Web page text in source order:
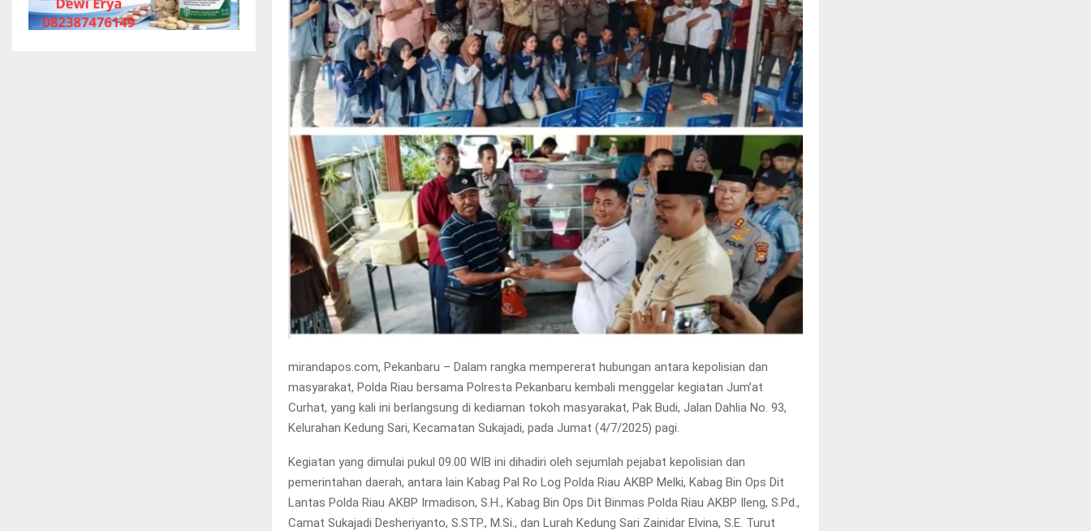
mirandapos.com, Pekanbaru – Dalam rangka mempererat hubungan antara kepolisian dan
masyarakat, Polda Riau bersama Polresta Pekanbaru kembali menggelar kegiatan Jum’at
Curhat, yang kali ini berlangsung di kediaman tokoh masyarakat, Pak Budi, Jalan Dahlia No. 93,
Kelurahan Kedung Sari, Kecamatan Sukajadi, pada Jumat (4/7/2025) pagi.
Kegiatan yang dimulai pukul 09.00 WIB ini dihadiri oleh sejumlah pejabat kepolisian dan
pemerintahan daerah, antara lain Kabag Pal Ro Log Polda Riau AKBP Melki, Kabag Bin Ops Dit
Lantas Polda Riau AKBP Irmadison, S.H., Kabag Bin Ops Dit Binmas Polda Riau AKBP Ileng, S.Pd.,
Camat Sukajadi Desheriyanto, S.STP., M.Si., dan Lurah Kedung Sari Zainidar Elvina, S.E. Turut